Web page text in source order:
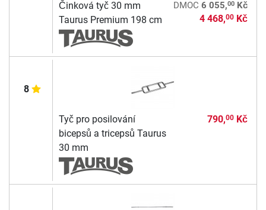
Činková tyč 30 mm
Taurus Premium 198 cm
DMOC 6 055,00Kč
4 468,00Kč
8
Tyč pro posilování
bicepsů a tricepsů Taurus
30 mm
790,00Kč